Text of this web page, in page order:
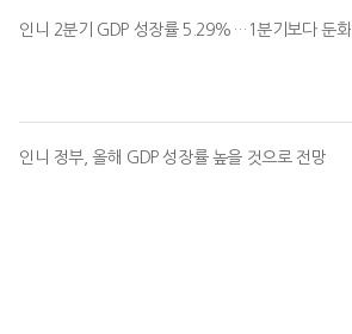
인니 2분기 GDP 성장률 5.29%…1분기보다 둔화
인니 정부, 올해 GDP 성장률 높을 것으로 전망